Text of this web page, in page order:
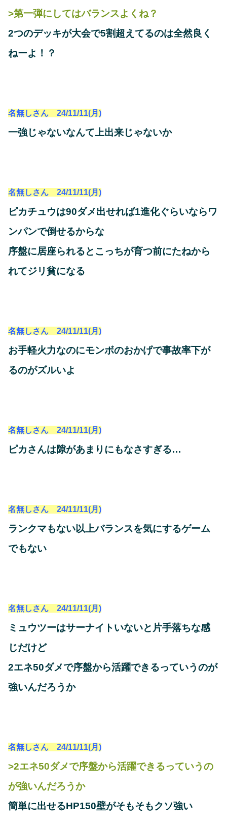
>第一弾にしてはバランスよくね？
2つのデッキが大会で5割超えてるのは全然良く
ねーよ！？
名無しさん 24/11/11(月)
一強じゃないなんて上出来じゃないか
名無しさん 24/11/11(月)
ピカチュウは90ダメ出せれば1進化ぐらいならワ
ンパンで倒せるからな
序盤に居座られるとこっちが育つ前にたねから
れてジリ貧になる
名無しさん 24/11/11(月)
お手軽火力なのにモンボのおかげで事故率下が
るのがズルいよ
名無しさん 24/11/11(月)
ピカさんは隙があまりにもなさすぎる…
名無しさん 24/11/11(月)
ランクマもない以上バランスを気にするゲーム
でもない
名無しさん 24/11/11(月)
ミュウツーはサーナイトいないと片手落ちな感
じだけど
2エネ50ダメで序盤から活躍できるっていうのが
強いんだろうか
名無しさん 24/11/11(月)
>2エネ50ダメで序盤から活躍できるっていうの
が強いんだろうか
簡単に出せるHP150壁がそもそもクソ強い